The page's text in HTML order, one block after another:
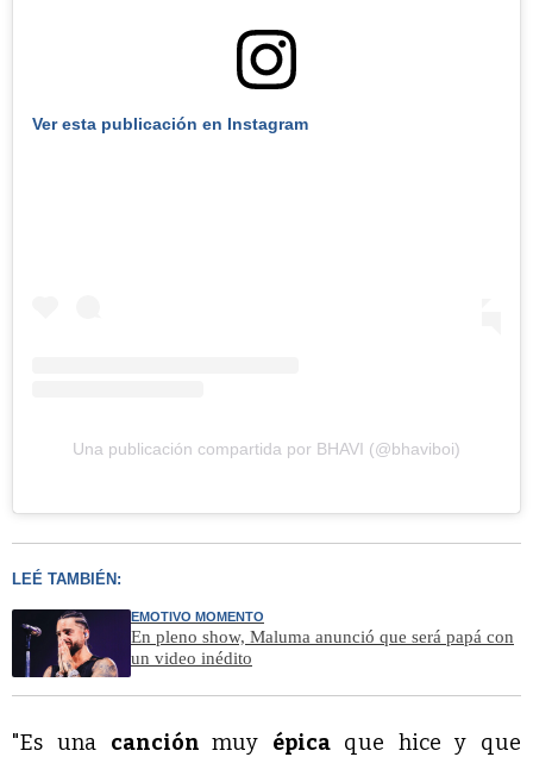
Ver esta publicación en Instagram
Una publicación compartida por BHAVI (@bhaviboi)
LEÉ TAMBIÉN:
EMOTIVO MOMENTO
En pleno show, Maluma anunció que será papá con
un video inédito
"Es una canciónmuy épica que hice y que